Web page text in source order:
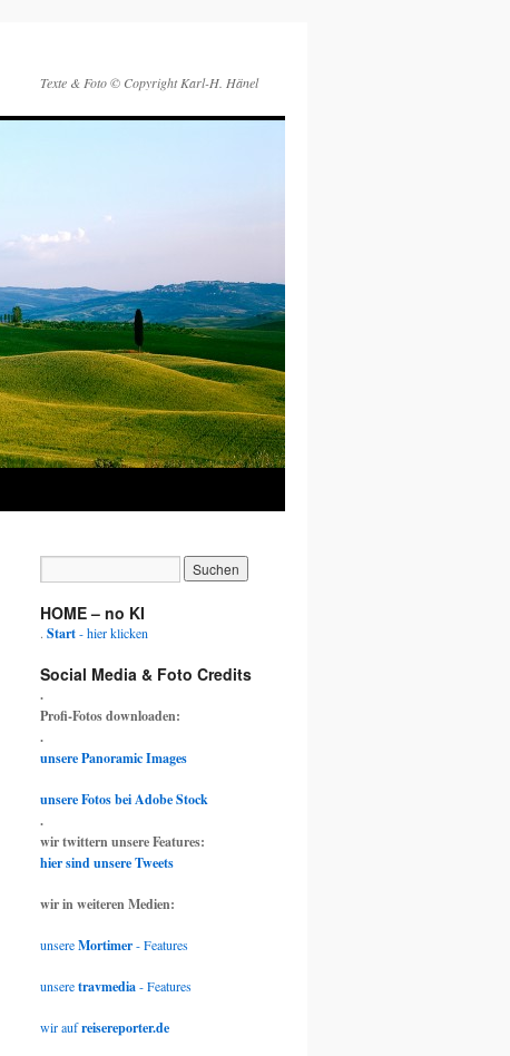
Texte & Foto © Copyright Karl-H. Hänel
HOME – no KI
. Start- hier klicken
Social Media & Foto Credits
.
Profi-Fotos downloaden:
.
unsere Panoramic Images
unsere Fotos bei Adobe Stock
.
wir twittern unsere Features:
hier sind unsere Tweets
wir in weiteren Medien:
unsereMortimer- Features
unseretravmedia- Features
wir aufreisereporter.de